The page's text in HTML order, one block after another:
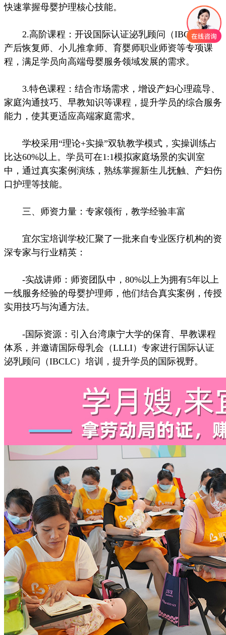
快速掌握母婴护理核心技能。
2.高阶课程：开设国际认证泌乳顾问（IBCLC）、
产后恢复师、小儿推拿师、育婴师职业师资等专项课
程，满足学员向高端母婴服务领域发展的需求。
3.特色课程：结合市场需求，增设产妇心理疏导、
家庭沟通技巧、早教知识等课程，提升学员的综合服务
能力，使其更适应高端家庭需求。
学校采用“理论+实操”双轨教学模式，实操训练占
比达60%以上。学员可在1:1模拟家庭场景的实训室
中，通过真实案例演练，熟练掌握新生儿抚触、产妇伤
口护理等技能。
三、师资力量：专家领衔，教学经验丰富
宜尔宝培训学校汇聚了一批来自专业医疗机构的资
深专家与行业精英：
-实战讲师：师资团队中，80%以上为拥有5年以上
一线服务经验的母婴护理师，他们结合真实案例，传授
实用技巧与沟通方法。
-国际资源：引入台湾康宁大学的保育、早教课程
体系，并邀请国际母乳会（LLLI）专家进行国际认证
泌乳顾问（IBCLC）培训，提升学员的国际视野。